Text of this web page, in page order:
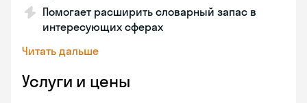
Помогает расширить словарный запас в
интересующих сферах
Читать дальше
Услуги и цены